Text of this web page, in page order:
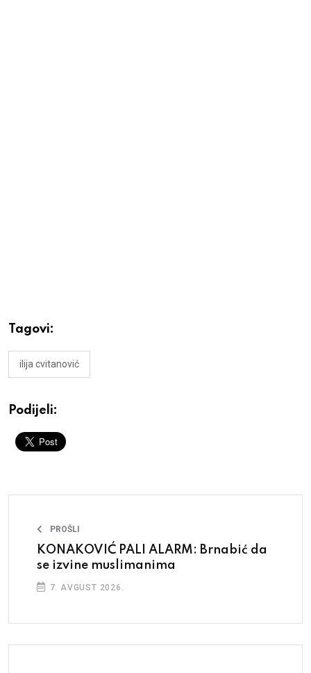
Tagovi:
ilija cvitanović
Podijeli:
PROŠLI
KONAKOVIĆ PALI ALARM: Brnabić da
se izvine muslimanima
7. AVGUST 2026.